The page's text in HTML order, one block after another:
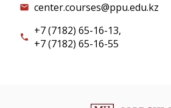
email center.courses@ppu.edu.kz
call
+7 (7182) 65-16-13,
+7 (7182) 65-16-55